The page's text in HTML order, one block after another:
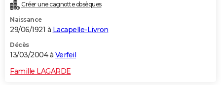
Créer une cagnotte obsèques
Naissance
29/06/1921 à Lacapelle-Livron
Décès
13/03/2004 à Verfeil
Famille LAGARDE